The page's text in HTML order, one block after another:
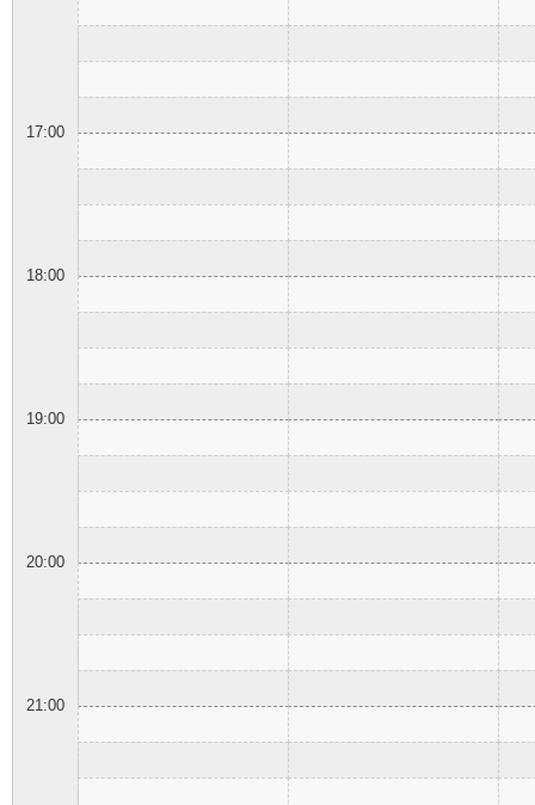
17:00
18:00
19:00
20:00
21:00